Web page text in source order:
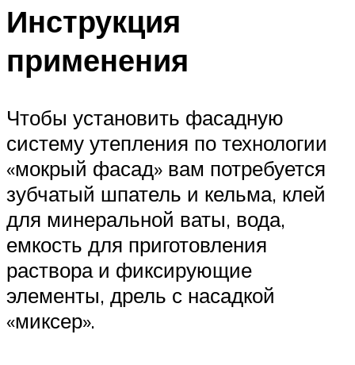
Инструкция
применения
Чтобы установить фасадную
систему утепления по технологии
«мокрый фасад» вам потребуется
зубчатый шпатель и кельма, клей
для минеральной ваты, вода,
емкость для приготовления
раствора и фиксирующие
элементы, дрель с насадкой
«миксер».